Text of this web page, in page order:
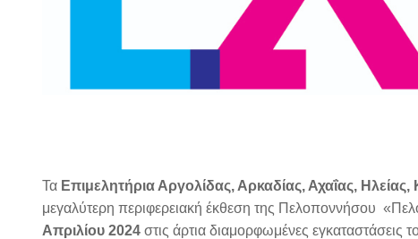
Τα Επιμελητήρια Αργολίδας, Αρκαδίας, Αχαΐας,
μεγαλύτερη περιφερειακή έκθεση της Πελοποννήσου
Απριλίου 2024 στις άρτια διαμορφωμένες εγκαταστάσεις